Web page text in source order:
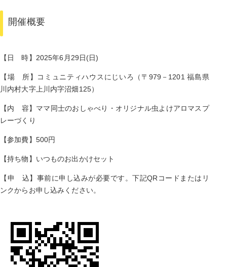
開催概要
【日 時】2025年6月29日(日)
【場 所】コミュニティハウスにじいろ（〒979－1201 福島県
川内村大字上川内字沼畑125）
【内 容】ママ同士のおしゃべり・オリジナル虫よけアロマスプ
レーづくり
【参加費】500円
【持ち物】いつものお出かけセット
【申 込】事前に申し込みが必要です。下記QRコードまたはリ
ンクからお申し込みください。